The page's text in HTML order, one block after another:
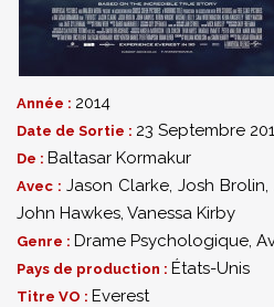
Année : 2014
Date de Sortie : 23 Septembre
De : Baltasar Kormakur
Avec : Jason Clarke, Josh Brolin,
John Hawkes, Vanessa Kirby
Genre : Drame Psychologique,
Pays de production : États-Unis
Titre VO : Everest